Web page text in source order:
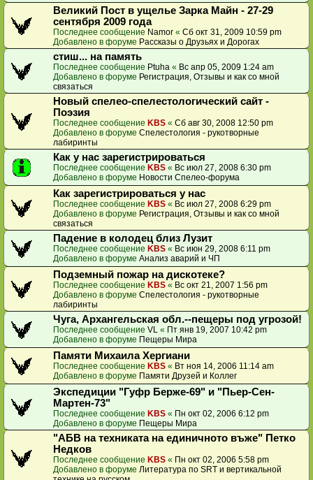
Великий Пост в ущелье Зарка Майн - 27-29
сентября 2009 года
Последнее сообщение Namor « Сб окт 31, 2009 10:59 pm
Добавлено в форуме Рассказы о Друзьях и Дорогах
стиш... на память
Последнее сообщение Ptuha « Вс апр 05, 2009 1:24 am
Добавлено в форуме Регистрация, Отзывы и как со мной
связаться
Новый спелео-спелестологический сайт -
Поэзия
Последнее сообщение KBS « Сб авг 30, 2008 12:50 pm
Добавлено в форуме Спелестология - рукотворные
лабиринты
Как у нас зарегистрироваться
Последнее сообщение KBS « Вс июл 27, 2008 6:30 pm
Добавлено в форуме Новости Спелео-форума
Как зарегистрироваться у нас
Последнее сообщение KBS « Вс июл 27, 2008 6:29 pm
Добавлено в форуме Регистрация, Отзывы и как со мной
связаться
Падение в колодец близ Лузит
Последнее сообщение KBS « Вс июн 29, 2008 6:11 pm
Добавлено в форуме Анализ аварий и ЧП
Подземный пожар на дискотеке?
Последнее сообщение KBS « Вс окт 21, 2007 1:56 pm
Добавлено в форуме Спелестология - рукотворные
лабиринты
Чуга, Архангельская обл.--пещеры под угрозой!
Последнее сообщение VL « Пт янв 19, 2007 10:42 pm
Добавлено в форуме Пещеры Мира
Памяти Михаила Хергиани
Последнее сообщение KBS « Вт ноя 14, 2006 11:14 am
Добавлено в форуме Памяти Друзей и Коллег
Экспедиции "Гуфр Берже-69" и "Пьер-Сен-
Мартен-73"
Последнее сообщение KBS « Пн окт 02, 2006 6:12 pm
Добавлено в форуме Пещеры Мира
"АБВ на техниката на единичното въже" Петко
Недков
Последнее сообщение KBS « Пн окт 02, 2006 5:58 pm
Добавлено в форуме Литература по SRT и вертикальной